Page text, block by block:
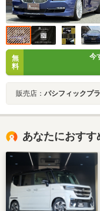
無
料
今
販売店： パシフィックプ
あなたにおすす